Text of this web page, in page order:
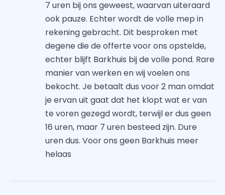
7 uren bij ons geweest, waarvan uiteraard
ook pauze. Echter wordt de volle mep in
rekening gebracht. Dit besproken met
degene die de offerte voor ons opstelde,
echter blijft Barkhuis bij de volle pond. Rare
manier van werken en wij voelen ons
bekocht. Je betaalt dus voor 2 man omdat
je ervan uit gaat dat het klopt wat er van
te voren gezegd wordt, terwijl er dus geen
16 uren, maar 7 uren besteed zijn. Dure
uren dus. Voor ons geen Barkhuis meer
helaas